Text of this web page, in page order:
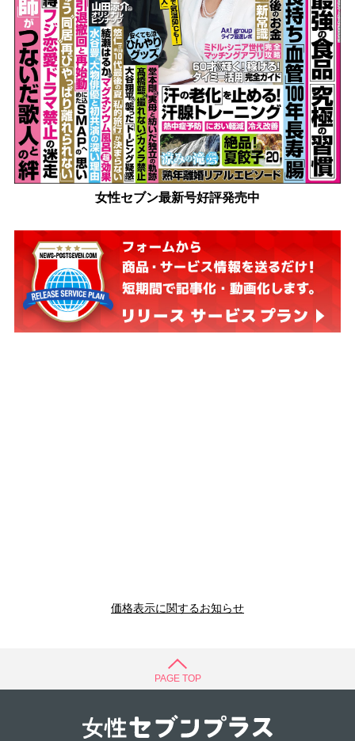
女性セブン最新号好評発売中
価格表示に関するお知らせ
PAGE TOP